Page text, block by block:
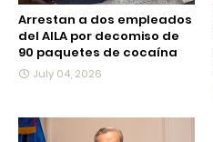
Arrestan a dos empleados
del AILA por decomiso de
90 paquetes de cocaína
July 04, 2026